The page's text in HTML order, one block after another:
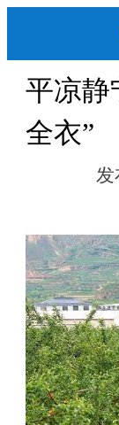
平凉静
全衣”
发